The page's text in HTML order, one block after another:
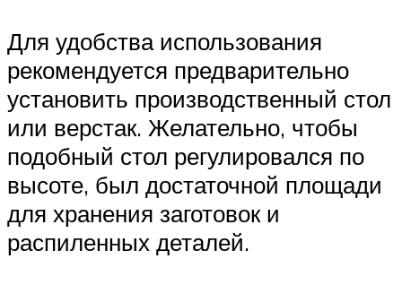
Для удобства использования
рекомендуется предварительно
установить производственный стол
или верстак. Желательно, чтобы
подобный стол регулировался по
высоте, был достаточной площади
для хранения заготовок и
распиленных деталей.